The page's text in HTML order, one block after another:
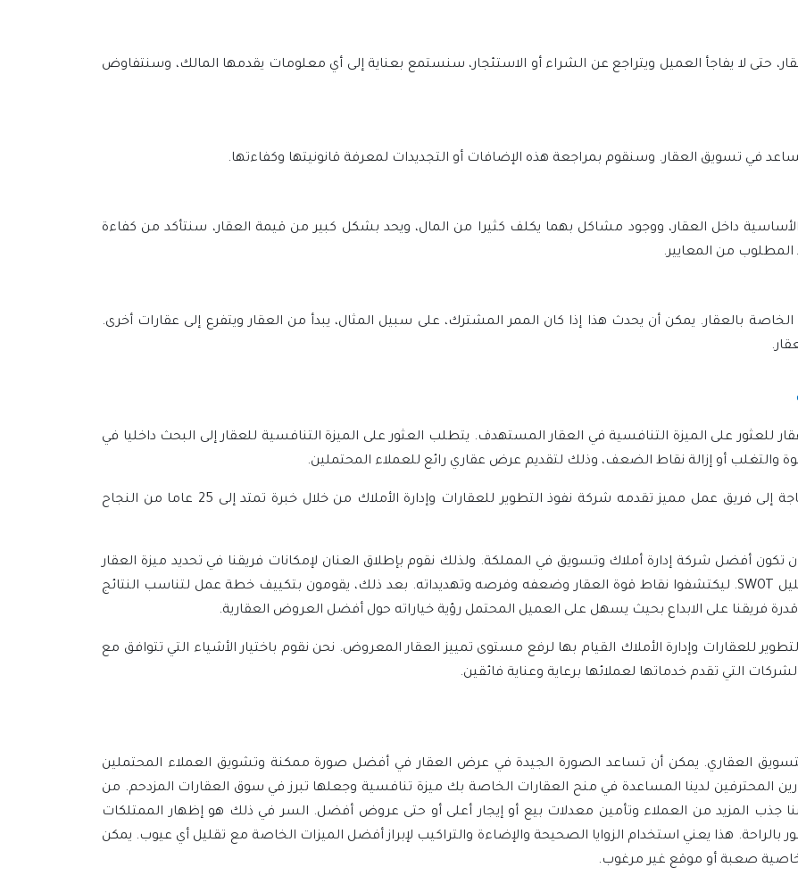
لا يفاجأ العميل ويتراجع عن الشراء أو الاستئجار، سنستمع بعناية إلى أي معلومات يقدمها المالك، وسنتفاوض
في تسويق العقار. وسنقوم بمراجعة هذه الإضافات أو التجديدات لمعرفة قانونيتها وكفاءتها.
داخل العقار، ووجود مشاكل بهما يكلف كثيرا من المال، ويحد بشكل كبير من قيمة العقار، سنتأكد من كفاءة
المطلوب من المعايير.
بالعقار. يمكن أن يحدث هذا إذا كان الممر المشترك، على سبيل المثال، يبدأ من العقار ويتفرع إلى عقارات أخرى.
للعثور على الميزة التنافسية في العقار المستهدف. يتطلب العثور على الميزة التنافسية للعقار إلى البحث داخليا في
والتغلب أو إزالة نقاط الضعف، وذلك لتقديم عرض عقاري رائع للعملاء المحتملين.
ومن أجل بناء ميزة تنافسية رائعة لعقارك، أنت بحاجة إلى فريق عمل مميز تقدمه شركة نفوذ التطوير للعقارات وإدارة الأملاك من خلال خبرة تمتد إلى 25 عاما من النجاح
تكون أفضل شركة إدارة أملاك وتسويق في المملكة. ولذلك نقوم بإطلاق العنان لإمكانات فريقنا في تحديد ميزة العقار
SWOT. ليكتشفوا نقاط قوة العقار وضعفه وفرصه وتهديداته. بعد ذلك، يقومون بتكييف خطة عمل لتناسب النتائج
قدرة فريقنا على الابداع بحيث يسهل على العميل المحتمل رؤية خياراته حول أفضل العروض العقارية.
للعقارات وإدارة الأملاك القيام بها لرفع مستوى تمييز العقار المعروض. نحن نقوم باختيار الأشياء التي تتوافق مع
التي تقدم خدماتها لعملائها برعاية وعناية فائقين.
العقاري. يمكن أن تساعد الصورة الجيدة في عرض العقار في أفضل صورة ممكنة وتشويق العملاء المحتملين
المحترفين لدينا المساعدة في منح العقارات الخاصة بك ميزة تنافسية وجعلها تبرز في سوق العقارات المزدحم. من
جذب المزيد من العملاء وتأمين معدلات بيع أو إيجار أعلى أو حتى عروض أفضل. السر في ذلك هو إظهار الممتلكات
هذا يعني استخدام الزوايا الصحيحة والإضاءة والتراكيب لإبراز أفضل الميزات الخاصة مع تقليل أي عيوب. يمكن
صعبة أو موقع غير مرغوب.